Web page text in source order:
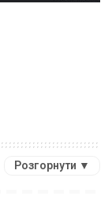
Розгорнути ▼